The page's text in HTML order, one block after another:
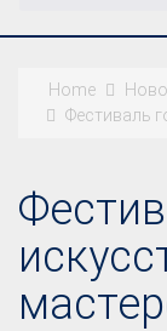
Home
Фестиваль